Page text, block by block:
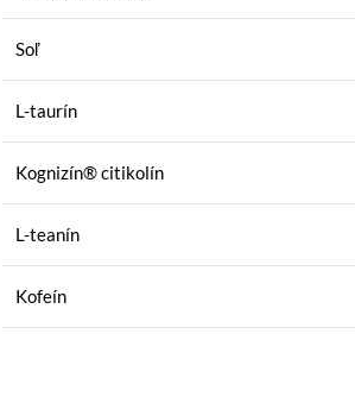
Soľ
L-taurín
Kognizín® citikolín
L-teanín
Kofeín